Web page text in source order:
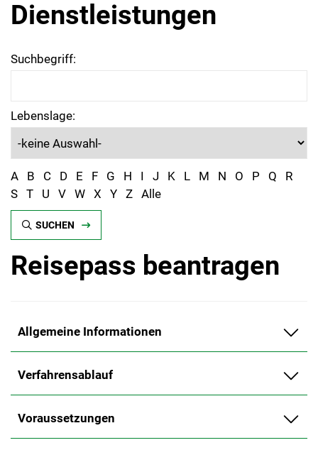
Dienstleistungen
Suchbegriff:
Lebenslage:
A B C D E F G H I J K L M N O P Q
R
S T U V W X Y Z Alle
SUCHEN
Reisepass beantragen
Allgemeine Informationen
Verfahrensablauf
Voraussetzungen